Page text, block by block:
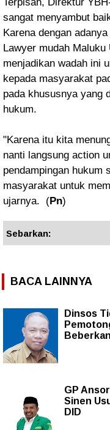
sangat menyambut
Karena dengan
Lawyer mudah
menjadikan wadah ini
kepada masyarakat
pada khususnya yang
hukum.
"Karena itu kita
nanti langsung action
pendampingan hukum
masyarakat untuk
ujarnya.
(Pn)
Sebarkan:
BACA LAINNYA
Dinsos
GP
Sinen
DID